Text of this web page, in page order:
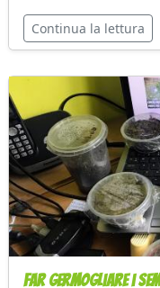
Continua la lettura
Far germogliare i